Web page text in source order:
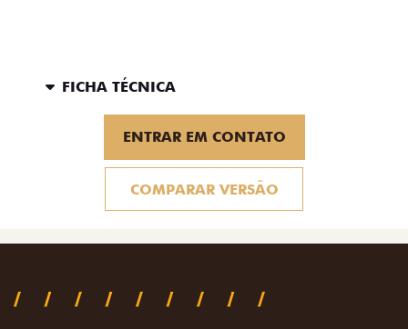
FICHA TÉCNICA
ENTRAR EM CONTATO
COMPARAR VERSÃO